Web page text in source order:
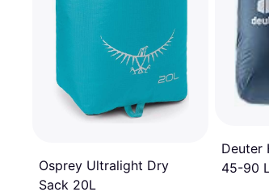
Osprey Ultralight Dry
Sack 20L
Deuter
45-90 L